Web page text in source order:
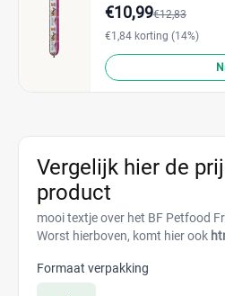
€10,99€12,83
€1,84 korting (14%)
Vergelijk hier de
product
mooi textje over het BF Petfood
Worst hierboven, komt hier ook
Formaat verpakking